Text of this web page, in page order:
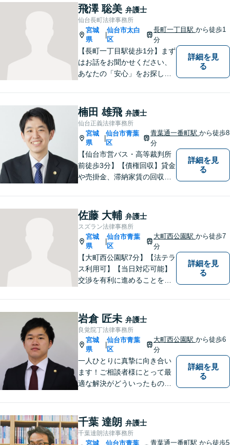
いただきます。 親身になって
お話を聴かせていただきます
ので、お気軽にご相談くださ
い。
飛澤 聡美 弁護士
仙台長町法律事務所
宮城
県
|
仙台市太白
区
長町一丁目駅から徒歩1
分
【長町一丁目駅徒歩1分】まず
はお話をお聞かせください、
あなたの「安心」をお探しし
お話に来ていただいて大丈夫
です。解決のためのお手伝い
をいたしますので、悩んでい
らっしゃることをお聞かせく
ださい。
詳細を見
る
楠田 雄飛 弁護士
仙台正義法律事務所
宮城
県
仙台市青葉
区
青葉通一番町駅から徒歩8
分
【仙台市営バス・高等裁判所
前徒歩3分】【債権回収】貸金
や売掛金、滞納家賃の回収な
倫慰謝料の請求を受けた方の
相談のみ受け付けております
【相続】遺言書作成・相続放
棄・遺産分割・遺留分のご相
談に対応しております
詳細を見
る
佐藤 大輔 弁護士
スズラン法律事務所
宮城
県
|
仙台市青葉
区
大町西公園駅から徒歩7
分
【大町西公園駅7分】【法テラ
ス利用可】【当日対応可能】
交渉を有利に進めることを前
い忍耐力も持ち合わせており
ます。 タフな交渉を要求され
る事件や、難しい法律問題は
ぜひお任せください。
詳細を見
る
岩倉 匠未 弁護士
良覚院丁法律事務所
宮城
県
|
仙台市青葉
区
大町西公園駅から徒歩6
分
一人ひとりに真摯に向き合い
ます！ご相談者様にとって最
適な解決がどういったものな
す【ご相談者様と二人三脚で
解決に臨む 】【労働問題／交
通事故／離婚問題／相続問題
／など】
詳細を見
る
千葉 達朗 弁護士
千葉達朗法律事務所
宮城
仙台市青葉
青葉通一番町駅から徒歩5